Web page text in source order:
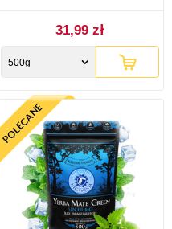
31,99 zł
500g